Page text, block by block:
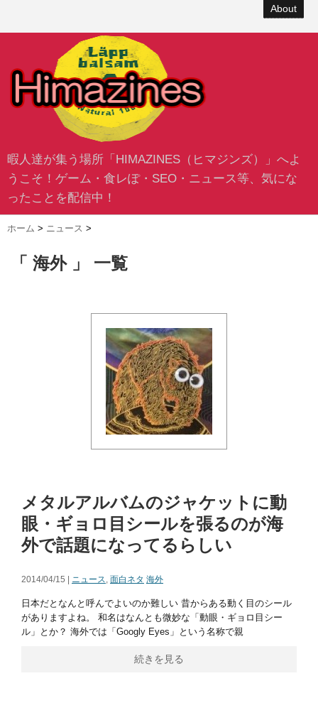
About
暇人達が集う場所「HIMAZINES（ヒマジンズ）」へよ
うこそ！ゲーム・食レぽ・SEO・ニュース等、気にな
ったことを配信中！
ホーム > ニュース >
「 海外 」 一覧
メタルアルバムのジャケットに動
眼・ギョロ目シールを張るのが海
外で話題になってるらしい
2014/04/15 | ニュース, 面白ネタ 海外
日本だとなんと呼んでよいのか難しい 昔からある動く目のシール
がありますよね。 和名はなんとも微妙な「動眼・ギョロ目シー
ル」とか？ 海外では「Googly Eyes」という名称で親
続きを見る